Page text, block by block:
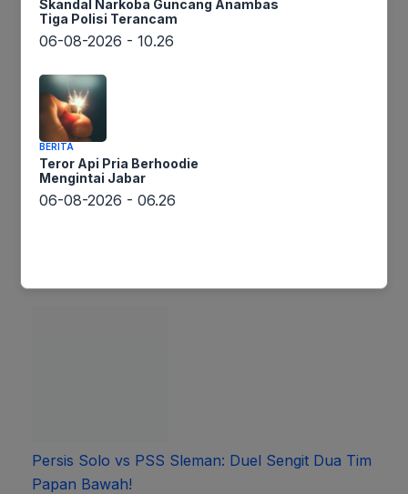
Persis Solo vs PSS Sleman: Duel Sengit Dua Tim
Papan Bawah!
Skandal Narkoba Guncang Anambas
Tiga Polisi Terancam
06-08-2026 - 10.26
BERITA
Teror Api Pria Berhoodie
Mengintai Jabar
06-08-2026 - 06.26